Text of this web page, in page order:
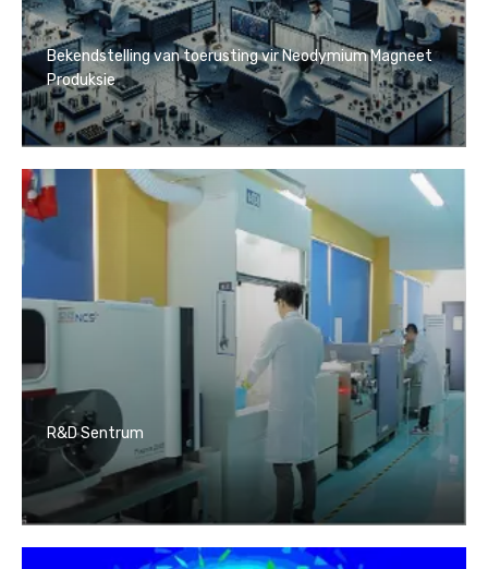
Bekendstelling van toerusting vir Neodymium Magneet
Produksie
R&D Sentrum